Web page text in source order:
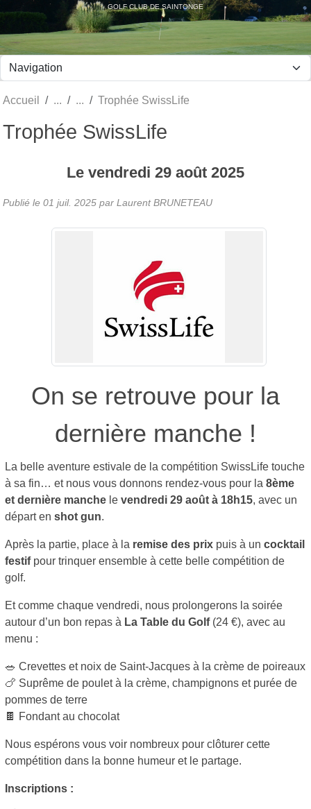
GOLF CLUB DE SAINTONGE
Accueil Trophée SwissLife
Trophée SwissLife
Le vendredi 29 août 2025
Publié le 01 juil. 2025 par Laurent BRUNETEAU
On se retrouve pour la
dernière manche !
La belle aventure estivale de la compétition SwissLife touche
à sa fin… et nous vous donnons rendez-vous pour la 8ème
et dernière manche le vendredi 29 août à 18h15, avec un
départ en shot gun.
Après la partie, place à la remise des prix puis à un cocktail
festifpour trinquer ensemble à cette belle compétition de
golf.
Et comme chaque vendredi, nous prolongerons la soirée
autour d’un bon repas à La Table du Golf(24 €), avec au
menu :
🥗 Crevettes et noix de Saint-Jacques à la crème de poireaux
🍗 Suprême de poulet à la crème, champignons et purée de
pommes de terre
🍫 Fondant au chocolat
Nous espérons vous voir nombreux pour clôturer cette
compétition dans la bonne humeur et le partage.
Inscriptions :
Panneau de gestion des cookies